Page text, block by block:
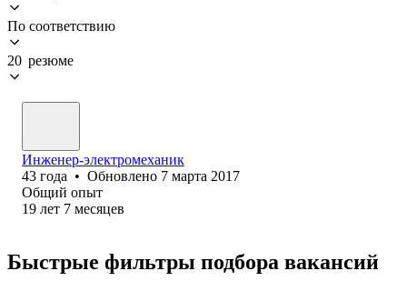
По соответствию
20 резюме
Инженер-электромеханик
43 года • Обновлено 7 марта 2017
Общий опыт
19 лет 7 месяцев
Быстрые фильтры подбора вакансий